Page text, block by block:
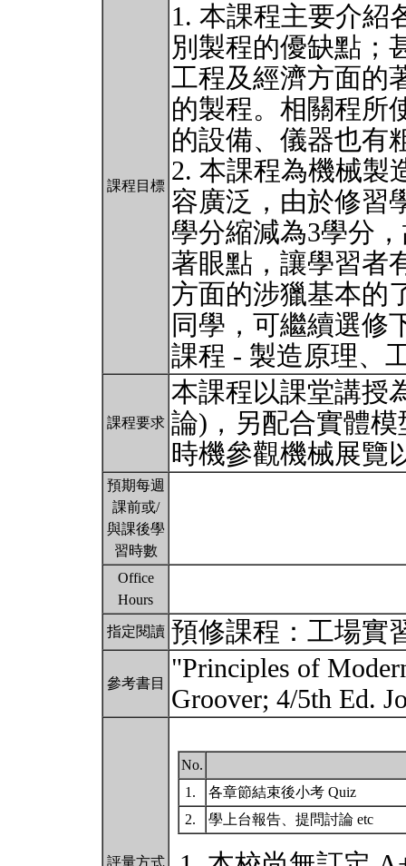
課程目標
1. 本課程主要介紹
別製程的優缺點；
工程及經濟方面的
的製程。相關程所
的設備、儀器也有
2. 本課程為機械製
容廣泛，由於修習
學分縮減為3學分
著眼點，讓學習者
方面的涉獵基本的
同學，可繼續選修
課程 - 製造原理、
課程要求
本課程以課堂講授
論)，另配合實體模
時機參觀機械展覽
預期每週
課前或/
與課後學
習時數
Office
Hours
指定閱讀 預修課程：工場實
參考書目
"Principles of
Groover; 4/5th Ed.
評量方式
No.
1.
各章節結束後小考 Quiz
2.
學上台報告、提問討論 etc